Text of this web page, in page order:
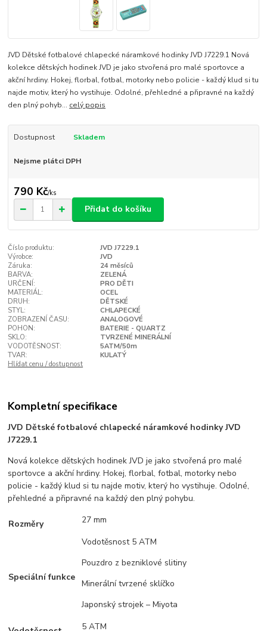
JVD Dětské fotbalové chlapecké náramkové hodinky JVD J7229.1 Nová
kolekce dětských hodinek JVD je jako stvořená pro malé sportovce a
akční hrdiny. Hokej, florbal, fotbal, motorky nebo policie - každý klud si tu
najde motiv, který ho vystihuje. Odolné, přehledné a připravné na každý
den plný pohyb... celý popis
Dostupnost Skladem
Nejsme plátci DPH
790 Kč/ks
Přidat do košíku
Číslo produktu:
JVD J7229.1
Výrobce:
JVD
Záruka:
24 měsíců
BARVA:
ZELENÁ
URČENÍ:
PRO DĚTI
MATERIÁL:
OCEL
DRUH:
DĚTSKÉ
STYL:
CHLAPECKÉ
ZOBRAZENÍ ČASU:
ANALOGOVÉ
POHON:
BATERIE - QUARTZ
SKLO:
TVRZENÉ MINERÁLNÍ
VODOTĚSNOST:
5ATM/50m
TVAR:
KULATÝ
Hlídat cenu / dostupnost
Kompletní specifikace
JVD Dětské fotbalové chlapecké náramkové hodinky JVD
J7229.1
Nová kolekce dětských hodinek JVD je jako stvořená pro malé
sportovce a akční hrdiny. Hokej, florbal, fotbal, motorky nebo
policie - každý klud si tu najde motiv, který ho vystihuje. Odolné,
přehledné a připravné na každý den plný pohybu.
Rozměry 27 mm
Speciální funkce
Vodotěsnost 5 ATM
Pouzdro z bezniklové slitiny
Minerální tvrzené sklíčko
Japonský strojek – Miyota
5 ATM